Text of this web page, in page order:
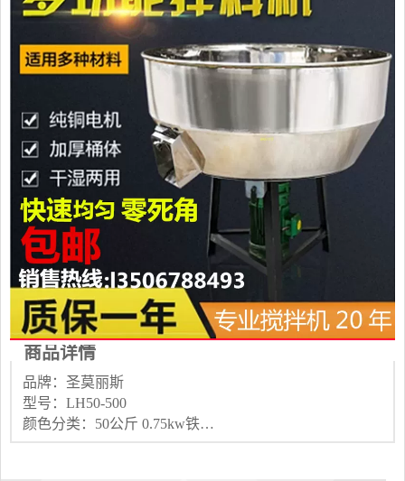
商品详情
品牌：圣莫丽斯
型号：LH50-500
颜色分类：50公斤 0.75kw铁不包邮 50公斤1.5kw不锈钢家用电220v 75公斤0.75kw不锈铁 75公斤0.75kw不锈钢 75公斤1.5kw不锈钢 75公斤2.2kw不锈钢家用电220v 100公斤1.5千瓦不锈钢 100公斤2.2千瓦不锈铁 100公斤2.2千瓦不锈钢 100公斤3千瓦不锈钢家用电220v 150公斤1.5kw不锈钢 150公斤2.2kw不锈铁 150公斤2.2kw不锈钢 150公斤3kw不锈钢220v 200公斤3w不锈铁 200公斤4kw不锈钢家用电220v 250公斤4kw不锈铁 250公斤4kw不锈钢 300公斤4kw不锈钢 500公斤7.5kw不锈铁 50公斤0.75kw不锈钢 380v 0.75kw 电机 200公斤3kw不锈钢